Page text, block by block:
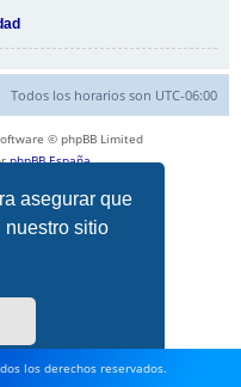
asegurar que
nuestro sitio
Todos los horarios son UTC-06:00
© phpBB Limited
phpBB España
los derechos reservados.